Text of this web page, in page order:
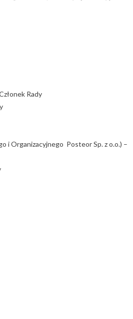
Rady
i Organizacyjnego Posteor Sp. z o.o.) –